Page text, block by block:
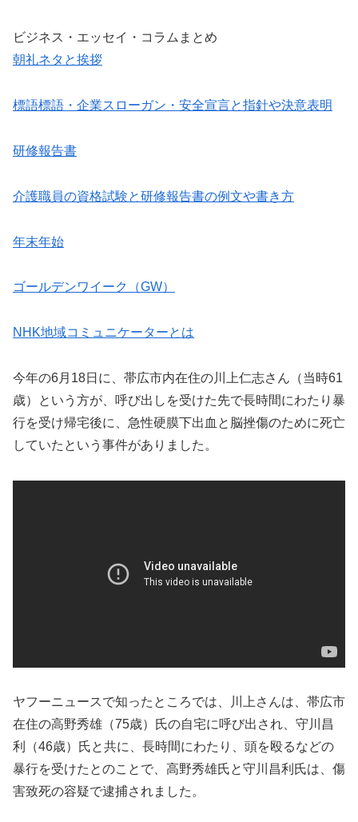
ビジネス・エッセイ・コラムまとめ
朝礼ネタと挨拶
標語標語・企業スローガン・安全宣言と指針や決意表明
研修報告書
介護職員の資格試験と研修報告書の例文や書き方
年末年始
ゴールデンワイーク（GW）
NHK地域コミュニケーターとは
今年の6月18日に、帯広市内在住の川上仁志さん（当時61
歳）という方が、呼び出しを受けた先で長時間にわたり暴
行を受け帰宅後に、急性硬膜下出血と脳挫傷のために死亡
していたという事件がありました。
ヤフーニュースで知ったところでは、川上さんは、帯広市
在住の高野秀雄（75歳）氏の自宅に呼び出され、守川昌
利（46歳）氏と共に、長時間にわたり、頭を殴るなどの
暴行を受けたとのことで、高野秀雄氏と守川昌利氏は、傷
害致死の容疑で逮捕されました。